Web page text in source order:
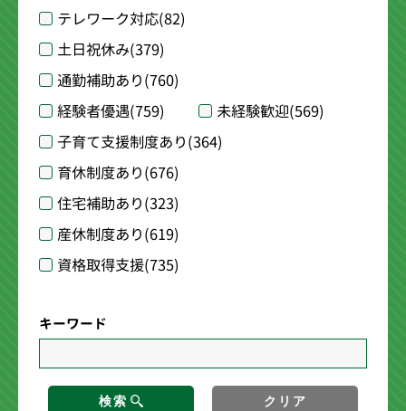
テレワーク対応(82)
土日祝休み(379)
通勤補助あり(760)
経験者優遇(759) 未経験歓迎(569)
子育て支援制度あり(364)
育休制度あり(676)
住宅補助あり(323)
産休制度あり(619)
資格取得支援(735)
キーワード
検索 クリア